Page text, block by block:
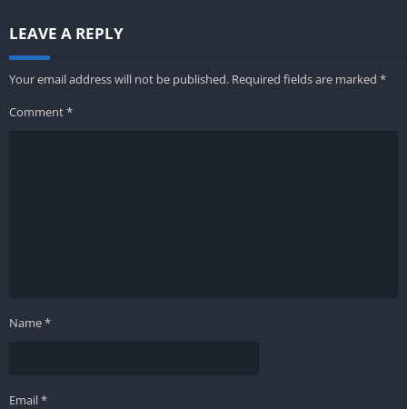
LEAVE A REPLY
Your email address will not be published. Required fields are marked *
Comment*
Name*
Email*